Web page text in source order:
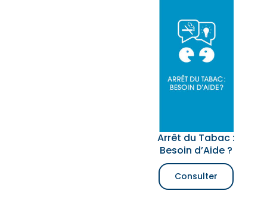
Arrêt du Tabac :
Besoin d’Aide ?
Consulter